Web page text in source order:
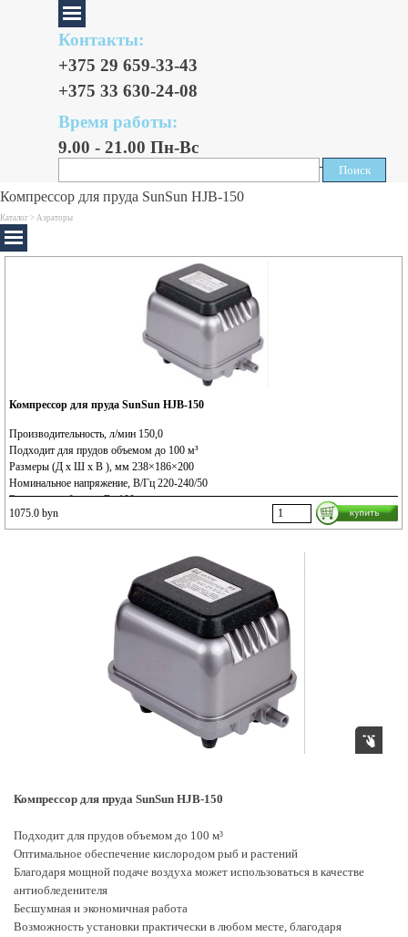
Контакты:
+375 29 659-33-43
+375 33 630-24-08
Время работы:
9.00 - 21.00 Пн-Вс
Поиск
Поиск
Компрессор для пруда SunSun HJB-150
Каталог > Аэраторы
Компрессор для пруда SunSun HJB-150
Производительность, л/мин 150,0
Подходит для прудов объемом до 100 м³
Размеры (Д х Ш х В ), мм 238×186×200
Номинальное напряжение, В/Гц 220-240/50
Энергопотребление, Вт 100
Длина кабеля, м 10,0
Вес, кг 6,9
1075.0 byn
Компрессор для пруда SunSun HJB-150
Подходит для прудов объемом до 100 м³
Оптимальное обеспечение кислородом рыб и растений
Благодаря мощной подаче воздуха может использоваться в качестве
антиобледенителя
Бесшумная и экономичная работа
Возможность установки практически в любом месте, благодаря